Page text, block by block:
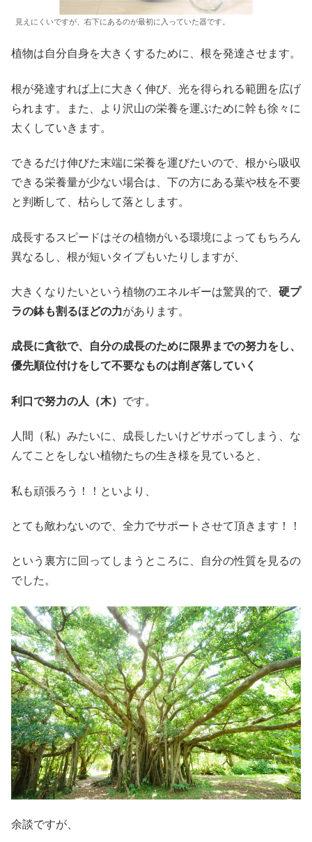
見えにくいですが、右下にあるのが最初に入っていた器です。
植物は自分自身を大きくするために、根を発達させます。
根が発達すれば上に大きく伸び、光を得られる範囲を広げ
られます。また、より沢山の栄養を運ぶために幹も徐々に
太くしていきます。
できるだけ伸びた末端に栄養を運びたいので、根から吸収
できる栄養量が少ない場合は、下の方にある葉や枝を不要
と判断して、枯らして落とします。
成長するスピードはその植物がいる環境によってもちろん
異なるし、根が短いタイプもいたりしますが、
大きくなりたいという植物のエネルギーは驚異的で、 硬プ
ラの鉢も割るほどの力があります。
成長に貪欲で、自分の成長のために限界までの努力をし、
優先順位付けをして不要なものは削ぎ落していく
利口で努力の人（木） です。
人間（私）みたいに、成長したいけどサボってしまう、な
んてことをしない植物たちの生き様を見ていると、
私も頑張ろう！！といより、
とても敵わないので、全力でサポートさせて頂きます！！
という裏方に回ってしまうところに、自分の性質を見るの
でした。
余談ですが、